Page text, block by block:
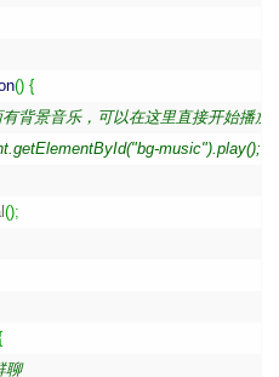
() {
背景音乐，可以在这里直接开始播放
music").play();
();
聊